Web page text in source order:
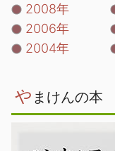
2008年
2006年
2004年
や まけんの本